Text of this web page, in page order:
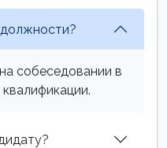
собеседовании в